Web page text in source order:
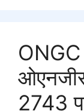
2743